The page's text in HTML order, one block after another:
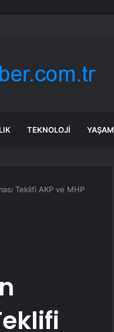
oldular
TEKNOLOJI YAŞAM
Teklifi AKP ve MHP